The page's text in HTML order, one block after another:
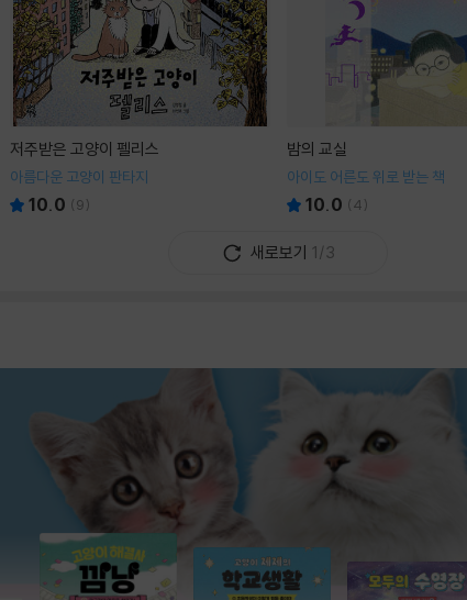
저주받은 고양이 펠리스
아름다운 고양이 판타지
10.0 (9)
밤의 교실
아이도 어른도 위로 받는 책
10.0 (4)
새로보기 1/3